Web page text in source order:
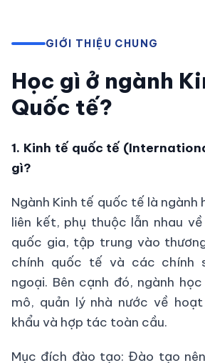
GIỚI THIỆU CHUNG
Học gì ở ngành
Quốc tế?
1. Kinh tế quốc tế
gì?
Ngành Kinh tế quốc tế là ngành
liên kết, phụ thuộc lẫn nhau
quốc gia, tập trung vào
chính quốc tế và các chính
ngoại. Bên cạnh đó, ngành
mô, quản lý nhà nước về
khẩu và hợp tác toàn cầu.
Mục đích đào tạo: Đào tạo